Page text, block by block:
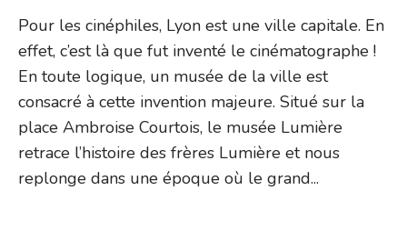
Pour les cinéphiles, Lyon est une ville capitale. En
effet, c’est là que fut inventé le cinématographe !
En toute logique, un musée de la ville est
consacré à cette invention majeure. Situé sur la
place Ambroise Courtois, le musée Lumière
retrace l’histoire des frères Lumière et nous
replonge dans une époque où le grand...